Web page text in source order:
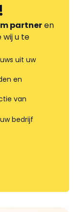
!
partneren
wij u te
uit uw
en
van
bedrijf